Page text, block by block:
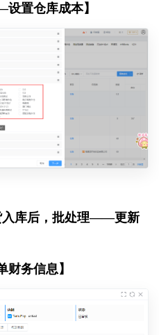
置仓库成本】
入库后，批处理——更新
务信息】